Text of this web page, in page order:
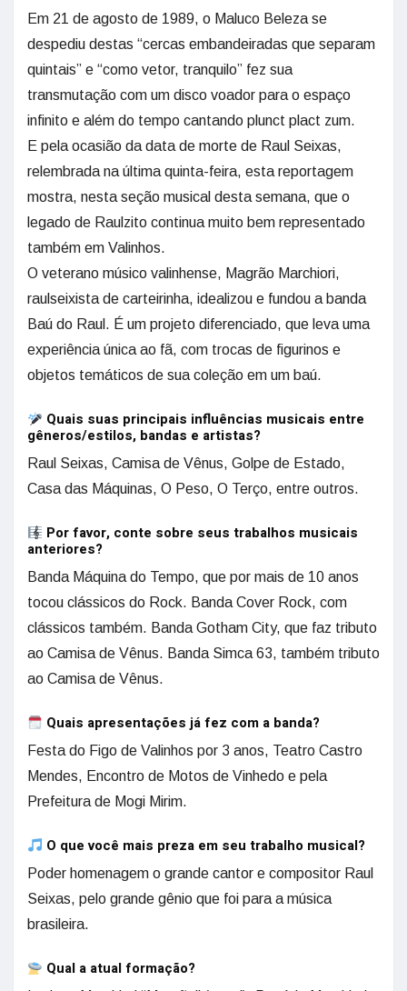
Em 21 de agosto de 1989, o Maluco Beleza se
despediu destas “cercas embandeiradas que separam
quintais” e “como vetor, tranquilo” fez sua
transmutação com um disco voador para o espaço
infinito e além do tempo cantando plunct plact zum.
E pela ocasião da data de morte de Raul Seixas,
relembrada na última quinta-feira, esta reportagem
mostra, nesta seção musical desta semana, que o
legado de Raulzito continua muito bem representado
também em Valinhos.
O veterano músico valinhense, Magrão Marchiori,
raulseixista de carteirinha, idealizou e fundou a banda
Baú do Raul. É um projeto diferenciado, que leva uma
experiência única ao fã, com trocas de figurinos e
objetos temáticos de sua coleção em um baú.
Quais suas principais influências musicais entre
gêneros/estilos, bandas e artistas?
Raul Seixas, Camisa de Vênus, Golpe de Estado,
Casa das Máquinas, O Peso, O Terço, entre outros.
Por favor, conte sobre seus trabalhos musicais
anteriores?
Banda Máquina do Tempo, que por mais de 10 anos
tocou clássicos do Rock. Banda Cover Rock, com
clássicos também. Banda Gotham City, que faz tributo
ao Camisa de Vênus. Banda Simca 63, também tributo
ao Camisa de Vênus.
Quais apresentações já fez com a banda?
Festa do Figo de Valinhos por 3 anos, Teatro Castro
Mendes, Encontro de Motos de Vinhedo e pela
Prefeitura de Mogi Mirim.
O que você mais preza em seu trabalho musical?
Poder homenagem o grande cantor e compositor Raul
Seixas, pelo grande gênio que foi para a música
brasileira.
Qual a atual formação?